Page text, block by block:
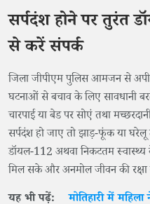
सर्पदंश होने पर तुरंत
से करें संपर्क
जिला जीपीएम पुलिस आमजन से
घटनाओं से बचाव के लिए सावधानी
चारपाई या बेड पर सोएं तथा
सर्पदंश हो जाए तो झाड़-फूंक या
डॉयल-112 अथवा निकटतम स्वास्थ्य
मिल सके और अनमोल जीवन की
यह भी पढ़ें:मोतिहारी में